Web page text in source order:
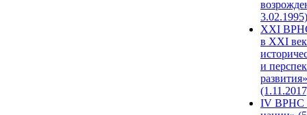
3.02.1995)
XХI
в XXI
и
развития»
IV ВРНС